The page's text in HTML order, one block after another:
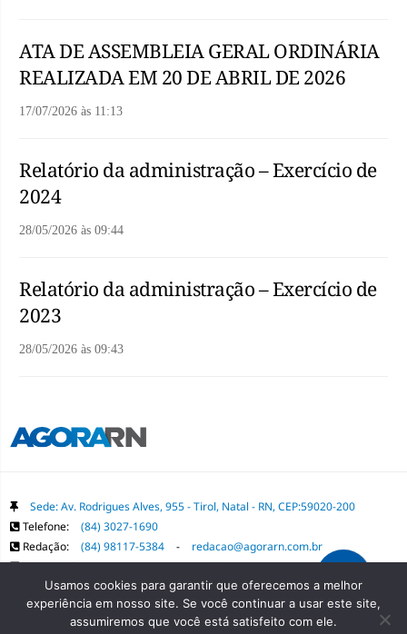
ATA DE ASSEMBLEIA GERAL ORDINÁRIA
REALIZADA EM 20 DE ABRIL DE 2026
17/07/2026 às 11:13
Relatório da administração – Exercício de
2024
28/05/2026 às 09:44
Relatório da administração – Exercício de
2023
28/05/2026 às 09:43
Sede: Av. Rodrigues Alves, 955 - Tirol, Natal - RN, CEP:59020-200
Telefone:
(84) 3027-1690
Redação:
(84) 98117-5384 -
redacao@agorarn.com.br
Comercial: (84) 98117-1718 - publica@agorarn.com.br
Copyright Grupo Agora RN. Todos os direitos reservados. É proibida a
Usamos cookies para garantir que oferecemos a melhor
experiência em nosso site. Se você continuar a usar este site,
assumiremos que você está satisfeito com ele.